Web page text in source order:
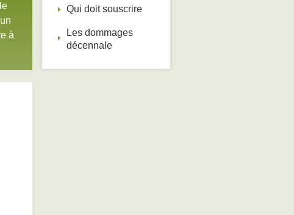
à
Qui doit souscrire
Les dommages
décennale